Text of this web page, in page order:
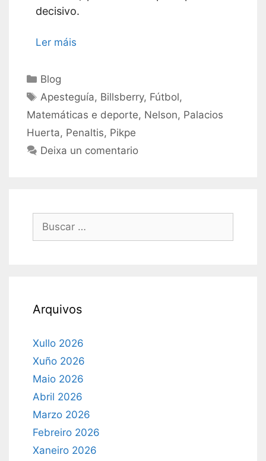
decisivo.
Ler máis
Categorías
Blog
Etiquetas
Apesteguía, Billsberry, Fútbol,
Matemáticas e deporte, Nelson, Palacios
Huerta, Penaltis, Pikpe
Deixa un comentario
Arquivos
Xullo 2026
Xuño 2026
Maio 2026
Abril 2026
Marzo 2026
Febreiro 2026
Xaneiro 2026